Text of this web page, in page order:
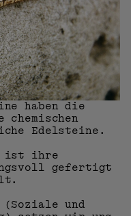
​​haben die
chemischen
Edelsteine.
ist ihre
gefertigt
(Soziale und